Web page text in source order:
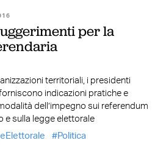
per la
territoriali, i presidenti
indicazioni pratiche e
dell’impegno sui referendum
e sulla legge elettorale
Politica